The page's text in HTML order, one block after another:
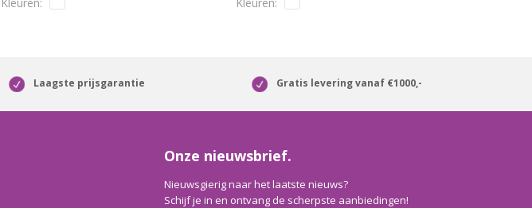
Laagste prijsgarantie Gratis levering vanaf €1000,-
Onze nieuwsbrief.
Nieuwsgierig naar het laatste nieuws?
Schijf je in en ontvang de scherpste aanbiedingen!